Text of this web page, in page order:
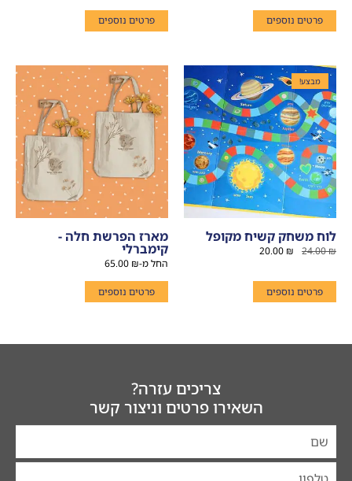
פרטים נוספים פרטים נוספים
לוח משחק קשיח מקופל
מבצע!
₪
24.00
₪
20.00
פרטים נוספים
מארז הפרשת חלה -
קימברלי
החל מ-₪
פרטים נוספים
צריכים עזרה?
השאירו פרטים וניצור קשר